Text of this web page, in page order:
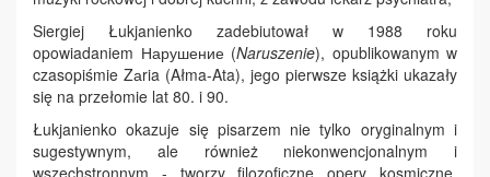
Siergiej Łukjanienko zadebiutował w 1988 roku
opowiadaniem Нарушение (Naruszenie), opublikowanym w
czasopiśmie Zаria (Ałma-Ata), jego pierwsze książki ukazały
się na przełomie lat 80. i 90.
Łukjanienko okazuje się pisarzem nie tylko oryginalnym i
sugestywnym, ale również niekonwencjonalnym i
wszechstronnym - tworzy filozoficzne opery kosmiczne,